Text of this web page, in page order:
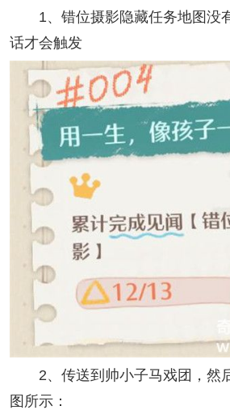
1、错位摄影隐藏任务地图没
话才会触发
2、传送到帅小子马戏团，然
图所示：